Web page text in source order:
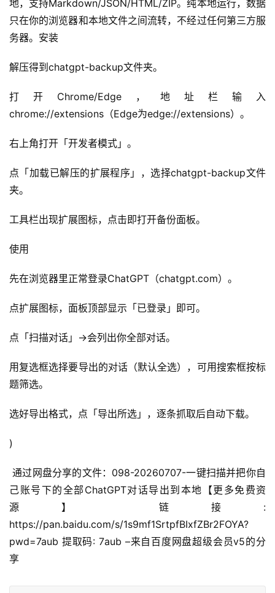
地，支持Markdown/JSON/HTML/ZIP。纯本地运行，数据
只在你的浏览器和本地文件之间流转，不经过任何第三方服
务器。安装
解压得到chatgpt-backup文件夹。
打开Chrome/Edge，地址栏输入
chrome://extensions（Edge为edge://extensions）。
右上角打开「开发者模式」。
点「加载已解压的扩展程序」，选择chatgpt-backup文件
夹。
工具栏出现扩展图标，点击即打开备份面板。
使用
先在浏览器里正常登录ChatGPT（chatgpt.com）。
点扩展图标，面板顶部显示「已登录」即可。
点「扫描对话」→会列出你全部对话。
用复选框选择要导出的对话（默认全选），可用搜索框按标
题筛选。
选好导出格式，点「导出所选」，逐条抓取后自动下载。
)
通过网盘分享的文件：098-20260707-一键扫描并把你自
己账号下的全部ChatGPT对话导出到本地【更多免费资
源】 链接:
https://pan.baidu.com/s/1s9mf1SrtpfBIxfZBr2FOYA?
pwd=7aub 提取码: 7aub –来自百度网盘超级会员v5的分
享